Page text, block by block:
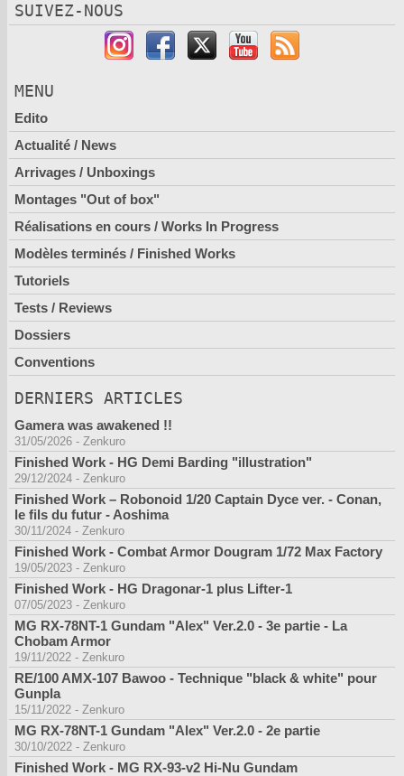
SUIVEZ-NOUS
MENU
Edito
Actualité / News
Arrivages / Unboxings
Montages "Out of box"
Réalisations en cours / Works In Progress
Modèles terminés / Finished Works
Tutoriels
Tests / Reviews
Dossiers
Conventions
DERNIERS ARTICLES
Gamera was awakened !!
31/05/2026 - Zenkuro
Finished Work - HG Demi Barding "illustration"
29/12/2024 - Zenkuro
Finished Work – Robonoid 1/20 Captain Dyce ver. - Conan,
le fils du futur - Aoshima
30/11/2024 - Zenkuro
Finished Work - Combat Armor Dougram 1/72 Max Factory
19/05/2023 - Zenkuro
Finished Work - HG Dragonar-1 plus Lifter-1
07/05/2023 - Zenkuro
MG RX-78NT-1 Gundam "Alex" Ver.2.0 - 3e partie - La
Chobam Armor
19/11/2022 - Zenkuro
RE/100 AMX-107 Bawoo - Technique "black & white" pour
Gunpla
15/11/2022 - Zenkuro
MG RX-78NT-1 Gundam "Alex" Ver.2.0 - 2e partie
30/10/2022 - Zenkuro
Finished Work - MG RX-93-v2 Hi-Nu Gundam